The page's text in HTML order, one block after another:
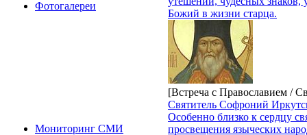
Фотогалереи
Мониторинг СМИ
Божий в жизни старца.
[Встреча с Православием /
Святитель Софроний
Особенно близко к сердцу
просвещения языческих